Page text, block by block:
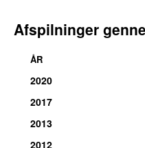
Afspilninger
ÅR
2020
2017
2013
2012